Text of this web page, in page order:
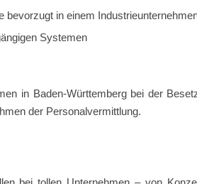
bevorzugt in einem
Systemen
in Baden-Württemberg bei der
der Personalvermittlung.